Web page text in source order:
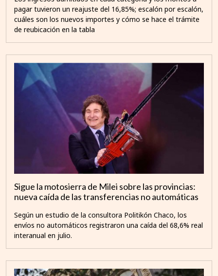
pagar tuvieron un reajuste del 16,85%; escalón por escalón,
cuáles son los nuevos importes y cómo se hace el trámite
de reubicación en la tabla
Sigue la motosierra de Milei sobre las provincias:
nueva caída de las transferencias no automáticas
Según un estudio de la consultora Politikón Chaco, los
envíos no automáticos registraron una caída del 68,6% real
interanual en julio.